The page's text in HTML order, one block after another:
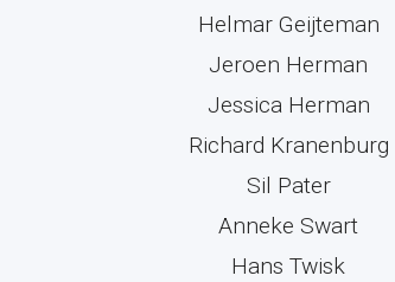
Helmar Geijteman
Jeroen Herman
Jessica Herman
Richard Kranenburg
Sil Pater
Anneke Swart
Hans Twisk